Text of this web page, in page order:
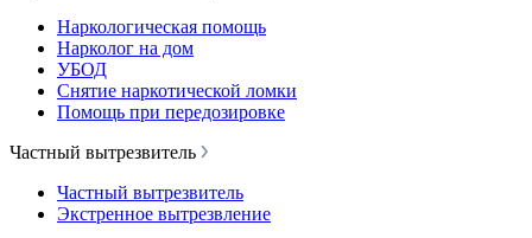
Наркологическая помощь
Нарколог на дом
УБОД
Снятие наркотической ломки
Помощь при передозировке
Частный вытрезвитель
Частный вытрезвитель
Экстренное вытрезвление